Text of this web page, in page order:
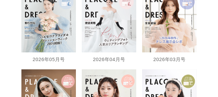
2026年05月号 2026年04月号 2026年03月号